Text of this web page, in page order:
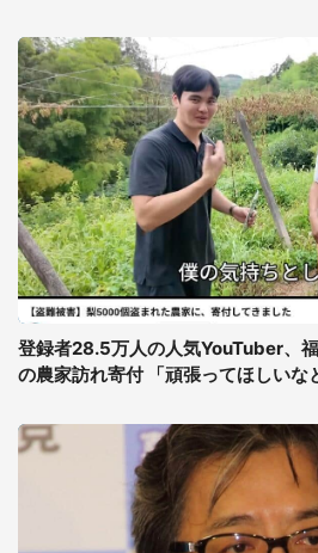
登録者28.5万人の人気YouTuber、
の農家訪れ寄付 「頑張ってほしいな